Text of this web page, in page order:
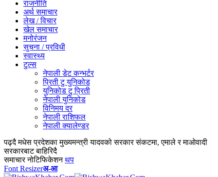
राजनीति
अर्थ समाचार
लेख / विचार
खेल समाचार
मनोरंजन
सुचना / प्रविधी
स्वास्थ्य
टुल्स
नेपाली डेट कन्भर्टर
प्रिती टु युनिकोड
युनिकोड टु प्रिती
नेपाली युनिकोड
विनिमय दर
नेपाली राशिफल
नेपाली क्यालेण्डर
पढ्दै मधेस प्रदेशका मुख्यमन्त्री यादवको सरकार संकटमा, एमाले र माओवादी
सरकारबाट बाहिरिदै
समाचार नोटिफिकेशन थप
Font Resizerअ-आ